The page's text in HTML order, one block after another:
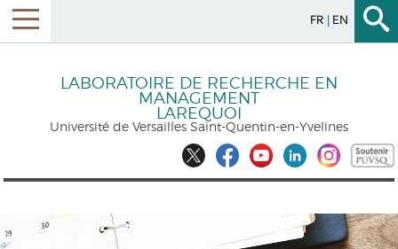
FR EN
LABORATOIRE DE RECHERCHE EN
MANAGEMENT
LAREQUOI
Université de Versailles Saint-Quentin-en-Yvelines